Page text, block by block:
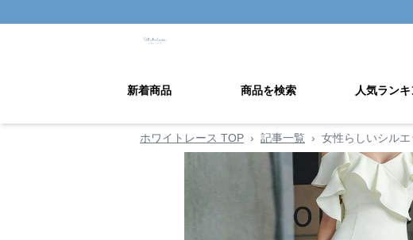
新着商品 商品を検索 人気ラン
ホワイトレース TOP › 記事一覧 › 女性らしいシル